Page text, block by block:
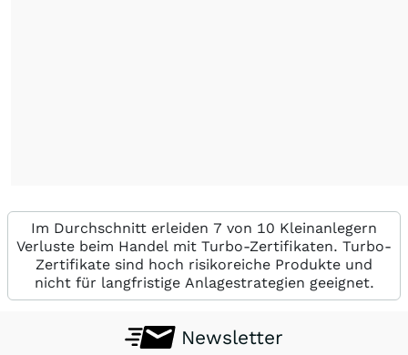
Im Durchschnitt erleiden 7 von 10 Kleinanlegern
Verluste beim Handel mit Turbo-Zertifikaten. Turbo-
Zertifikate sind hoch risikoreiche Produkte und
nicht für langfristige Anlagestrategien geeignet.
Newsletter